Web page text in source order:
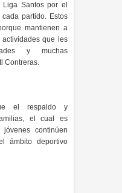
Santos por el
partido. Estos
mantienen a
que les
y muchas
Contreras.
el respaldo y
el cual es
continúen
ámbito deportivo